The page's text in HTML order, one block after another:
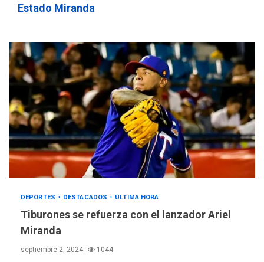
Estado Miranda
DEPORTES DESTACADOS ÚLTIMA HORA
Tiburones se refuerza con el lanzador Ariel
Miranda
septiembre 2, 2024 1044